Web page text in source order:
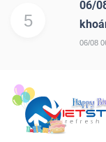
5
06/
06/08